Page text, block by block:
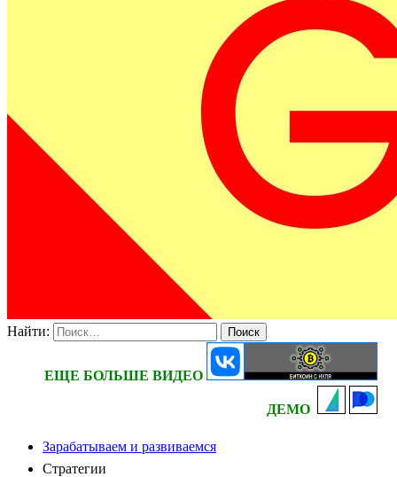
Найти:
ЕЩЕ БОЛЬШЕ ВИДЕО
ДЕМО
Зарабатываем и развиваемся
Стратегии